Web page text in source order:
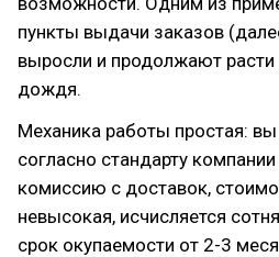
пункты выдачи заказов
выросли и продолжают расти
дождя.
Механика работы простая:
согласно стандарту
комиссию с доставок,
невысокая, исчисляется
срок окупаемости от 2-3